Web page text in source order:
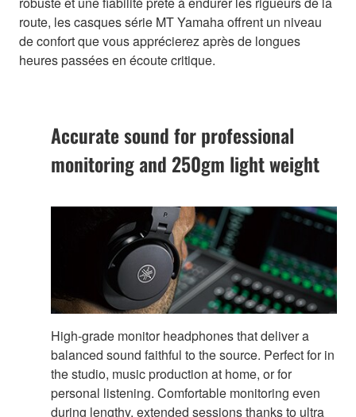
route, les casques série MT Yamaha offrent un niveau
de confort que vous apprécierez après de longues
heures passées en écoute critique.
Accurate sound for professional
monitoring and 250gm light weight
High-grade monitor headphones that deliver a
balanced sound faithful to the source. Perfect for in
the studio, music production at home, or for
personal listening. Comfortable monitoring even
during lengthy, extended sessions thanks to ultra